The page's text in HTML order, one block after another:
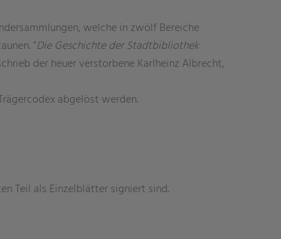
welche in zwölf Bereiche
“Die Geschichte der Stadtbibliothek
der heuer verstorbene Karlheinz Albrecht,
abgelöst werden.
Teil als Einzelblätter signiert sind.